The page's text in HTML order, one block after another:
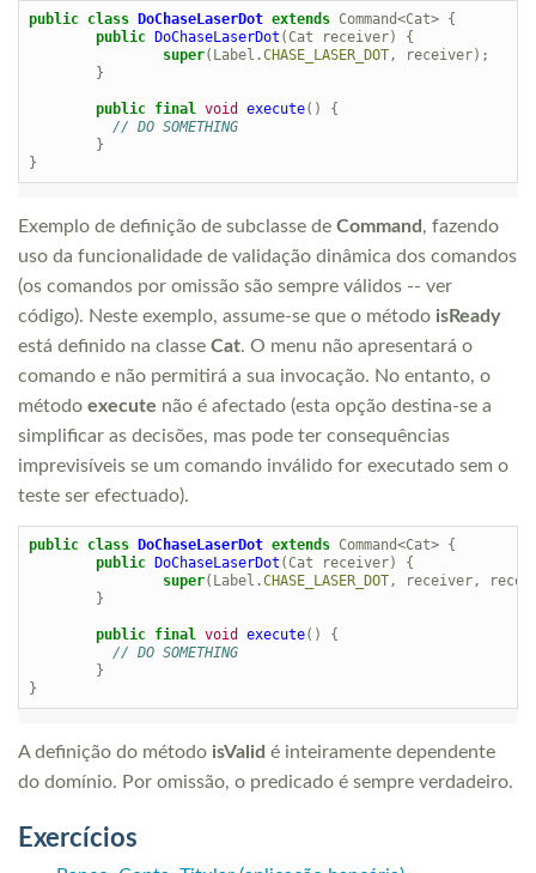
public class DoChaseLaserDot extends Command<Cat> {
public
DoChaseLaserDot (Cat receiver)
{
super( Label .CHASE_LASER_DOT, receiver);
}
public final void execute()
{
// DO SOMETHING
}
}
Exemplo de definição de subclasse de Command, fazendo
uso da funcionalidade de validação dinâmica dos comandos
(os comandos por omissão são sempre válidos -- ver
código). Neste exemplo, assume-se que o método isReady
está definido na classe Cat. O menu não apresentará o
comando e não permitirá a sua invocação. No entanto, o
método execute não é afectado (esta opção destina-se a
simplificar as decisões, mas pode ter consequências
imprevisíveis se um comando inválido for executado sem o
teste ser efectuado).
public class DoChaseLaserDot extends Command<Cat> {
public
DoChaseLaserDot (Cat receiver)
{
super( Label .CHASE_LASER_DOT, receiver,
}
public final void execute()
{
// DO SOMETHING
}
}
A definição do método isValid é inteiramente dependente
do domínio. Por omissão, o predicado é sempre verdadeiro.
Exercícios